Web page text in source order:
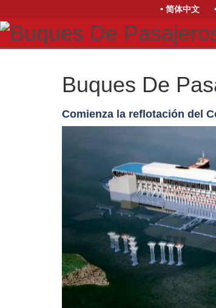
• 简体中文
Buques De
Comienza la reflotación del